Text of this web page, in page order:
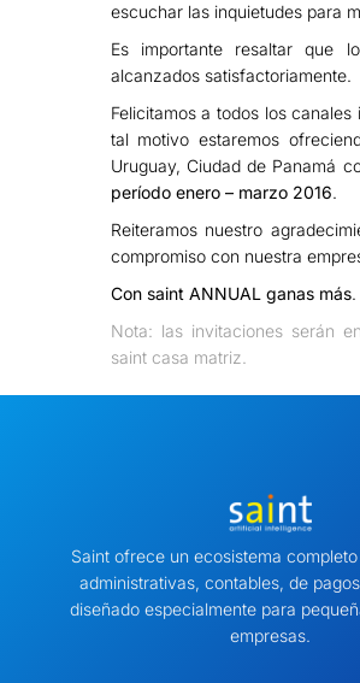
escuchar las inquietudes para
Es importante resaltar que
alcanzados satisfactoriamente.
Felicitamos a todos los
tal motivo estaremos
Uruguay, Ciudad de Panamá
período enero – marzo 2016.
Reiteramos nuestro
compromiso con nuestra
Con saint ANNUAL ganas más.
Nota: las invitaciones serán
saint casa matriz.
Saint ofrece un ecosistema
administrativas, contables, de
diseñado especialmente para
empresas.